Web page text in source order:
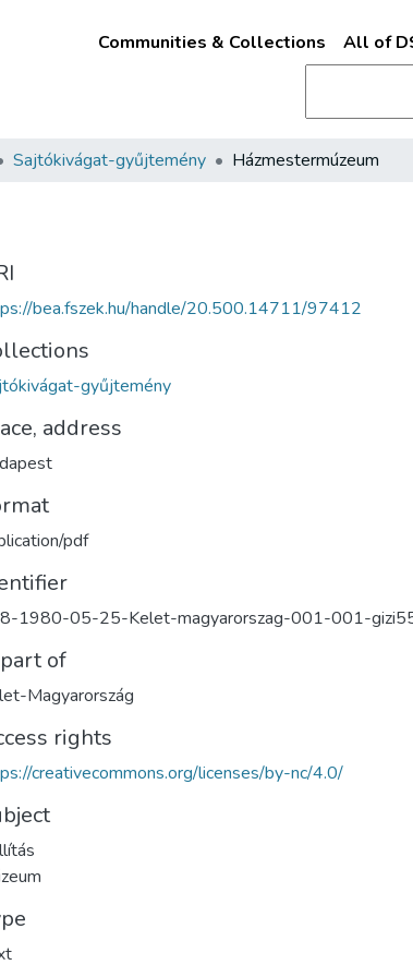
Communities & Collections All of
Sajtókivágat-gyűjtemény Házmestermúzeum
bea.fszek.hu/handle/20.500.14711/97412
gyűjtemény
address
pdf
1980-05-25-Kelet-magyarorszag-001-001-
of
Magyarország
rights
creativecommons.org/licenses/by-nc/4.0/